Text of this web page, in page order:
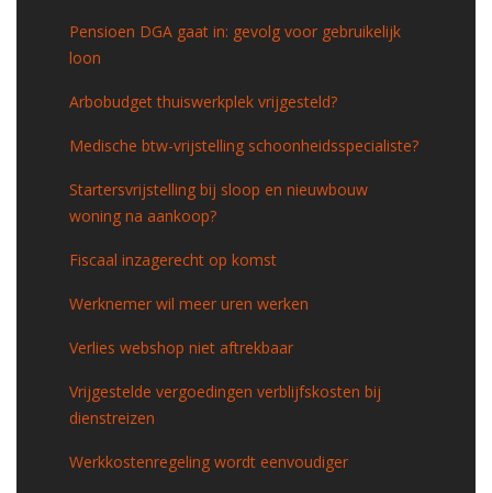
Pensioen DGA gaat in: gevolg voor gebruikelijk
loon
Arbobudget thuiswerkplek vrijgesteld?
Medische btw-vrijstelling schoonheidsspecialiste?
Startersvrijstelling bij sloop en nieuwbouw
woning na aankoop?
Fiscaal inzagerecht op komst
Werknemer wil meer uren werken
Verlies webshop niet aftrekbaar
Vrijgestelde vergoedingen verblijfskosten bij
dienstreizen
Werkkostenregeling wordt eenvoudiger